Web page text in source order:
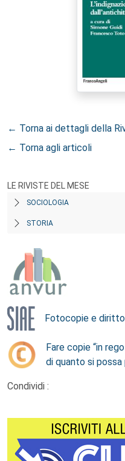
← Torna ai dettagli della
← Torna agli articoli
LE RIVISTE DEL MESE
SOCIOLOGIA
STORIA
Fotocopie e diritto
Fare copie “in
di quanto si possa
Condividi :